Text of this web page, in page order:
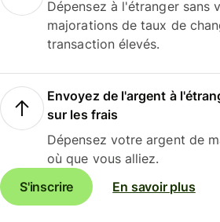
Dépensez à l'étranger sans
majorations de taux de
transaction élevés.
Envoyez de l'argent à
sur les frais
Dépensez votre argent de
où que vous alliez.
S'inscrire
En savoir plus